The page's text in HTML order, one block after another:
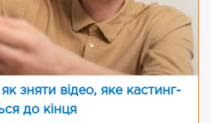
зняти відео, яке кастинг-
до кінця